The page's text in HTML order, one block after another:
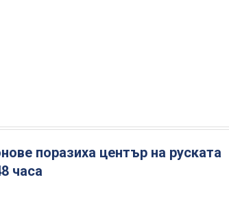
поразиха център на руската
часа